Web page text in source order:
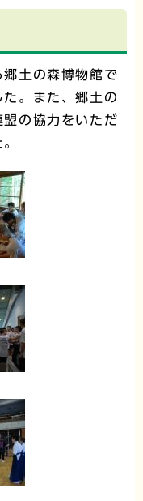
土の森博物館で
。また、郷土の
の協力をいただ